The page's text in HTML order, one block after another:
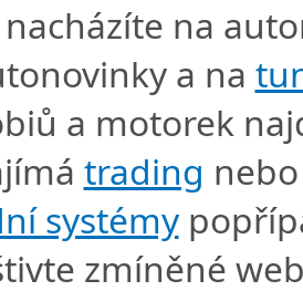
nacházíte na
a na
a motorek
trading
systémy
zmíněné